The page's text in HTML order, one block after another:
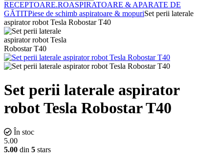
RECEPTOARE.ROASPIRATOARE & APARATE DE
GĂTITPiese de schimb aspiratoare & mopuriSet perii laterale
aspirator robot Tesla Robostar T40
Set perii laterale aspirator
robot Tesla Robostar T40
În stoc
5.00
5.00 din 5 stars